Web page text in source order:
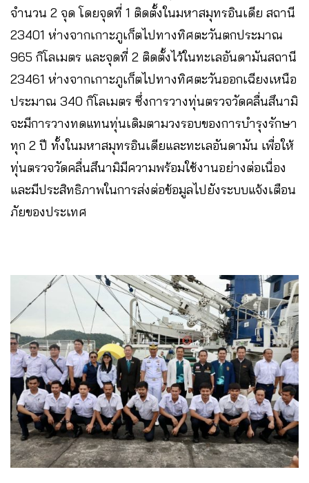
จำนวน 2 จุด โดยจุดที่ 1 ติดตั้งในมหาสมุทรอินเดีย สถานี
23401 ห่างจากเกาะภูเก็ตไปทางทิศตะวันตกประมาณ
965 กิโลเมตร และจุดที่ 2 ติดตั้งไว้ในทะเลอันดามันสถานี
23461 ห่างจากเกาะภูเก็ตไปทางทิศตะวันออกเฉียงเหนือ
ประมาณ 340 กิโลเมตร ซึ่งการวางทุ่นตรวจวัดคลื่นสึนามิ
จะมีการวางทดแทนทุ่นเดิมตามวงรอบของการบำรุงรักษา
ทุก 2 ปี ทั้งในมหาสมุทรอินเดียและทะเลอันดามัน เพื่อให้
ทุ่นตรวจวัดคลื่นสึนามิมีความพร้อมใช้งานอย่างต่อเนื่อง
และมีประสิทธิภาพในการส่งต่อข้อมูลไปยังระบบแจ้งเตือน
ภัยของประเทศ